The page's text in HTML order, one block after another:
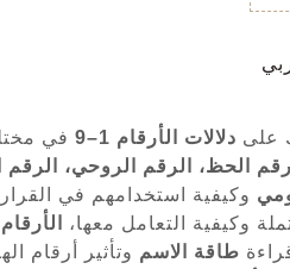
على دلالات الأرقام 1–9
في
الحظ، الرقم الروحي،
وكيفية استخدامهم في
وكيفية التعامل معها،
طاقة الاسم وتأثير أرقام